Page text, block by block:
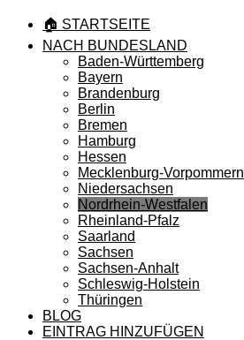
🏠 STARTSEITE
NACH BUNDESLAND
Baden-Württemberg
Bayern
Brandenburg
Berlin
Bremen
Hamburg
Hessen
Mecklenburg-Vorpommern
Niedersachsen
Nordrhein-Westfalen
Rheinland-Pfalz
Saarland
Sachsen
Sachsen-Anhalt
Schleswig-Holstein
Thüringen
BLOG
EINTRAG HINZUFÜGEN